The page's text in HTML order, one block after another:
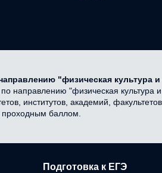
"физическая культура и
направлению "физическая
институтов, академий,
баллом.
Подготовка к ЕГЭ